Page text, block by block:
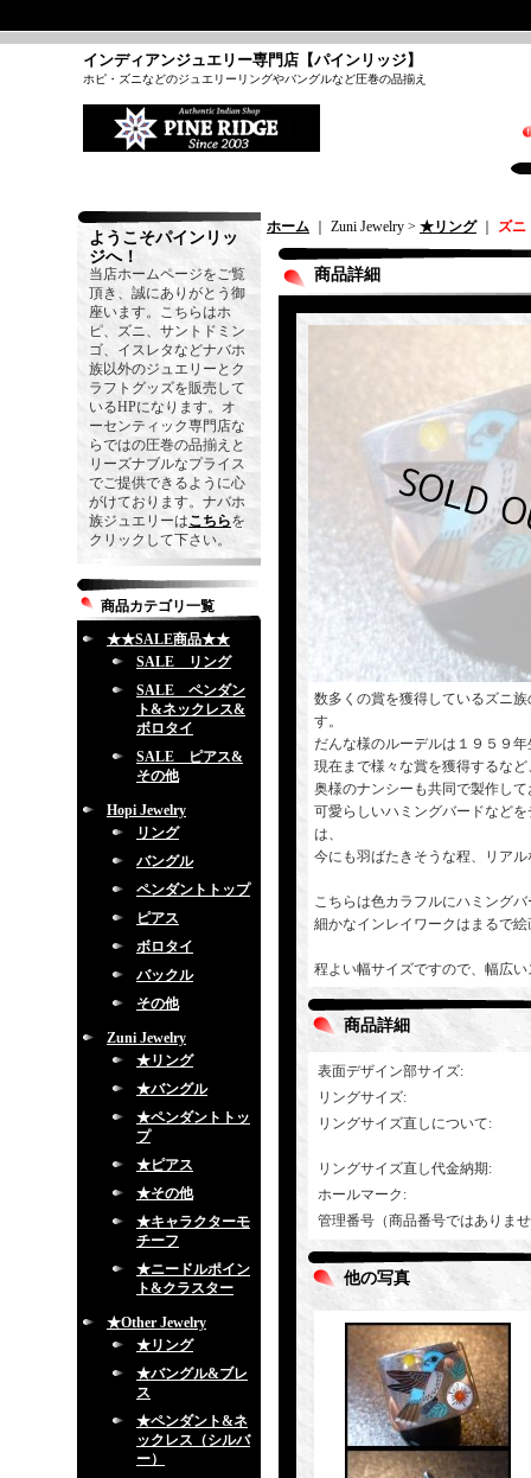
インディアンジュエリー専門店【パインリッジ】
ホピ・ズニなどのジュエリーリングやバングルなど圧巻の品揃え
ようこそパインリッ
ジへ！
当店ホームページをご覧
頂き、誠にありがとう御
座います。こちらはホ
ピ、ズニ、サントドミン
ゴ、イスレタなどナバホ
族以外のジュエリーとク
ラフトグッズを販売して
いるHPになります。オ
ーセンティック専門店な
らではの圧巻の品揃えと
リーズナブルなプライス
でご提供できるように心
がけております。ナバホ
族ジュエリーはこちらを
クリックして下さい。
商品カテゴリ一覧
★★SALE商品★★
SALE リング
SALE ペンダン
ト&ネックレス&
ボロタイ
SALE ピアス&
その他
Hopi Jewelry
リング
バングル
ペンダントトップ
ピアス
ボロタイ
バックル
その他
Zuni Jewelry
★リング
★バングル
★ペンダントトッ
プ
★ピアス
★その他
★キャラクターモ
チーフ
★ニードルポイン
ト&クラスター
★Other Jewelry
★リング
★バングル&ブレ
ス
★ペンダント&ネ
ックレス（シルバ
ー）
ホーム ｜ Zuni Jewelry > ★リング｜ ズ
商品詳細
数多くの賞を獲得しているズニ
す。
だんな様のルーデルは１９５９
現在まで様々な賞を獲得するな
奥様のナンシーも共同で製作し
可愛らしいハミングバードなど
は、
今にも羽ばたきそうな程、リア
こちらは色カラフルにハミング
細かなインレイワークはまるで
程よい幅サイズですので、幅広
商品詳細
表面デザイン部サイズ:
リングサイズ:
リングサイズ直しについて:
リングサイズ直し代金納期:
ホールマーク :
管理番号（商品番号ではありま
他の写真